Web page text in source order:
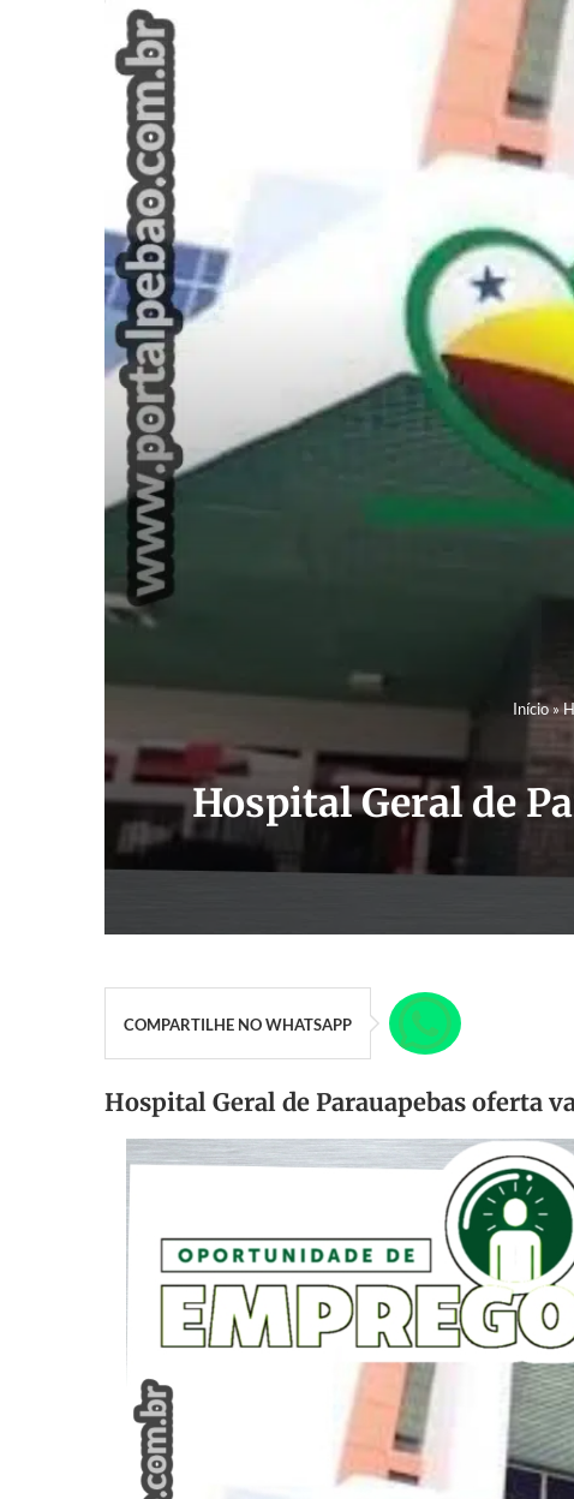
Início»
Hospital Geral de
COMPARTILHE NO WHATSAPP
Hospital Geral de Parauapebas oferta